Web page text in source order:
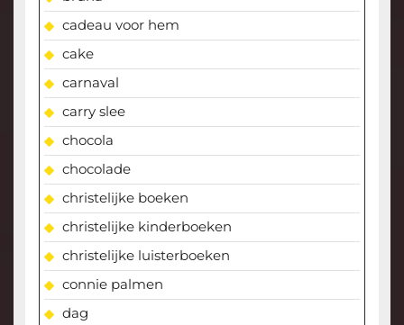
cadeau voor hem
cake
carnaval
carry slee
chocola
chocolade
christelijke boeken
christelijke kinderboeken
christelijke luisterboeken
connie palmen
dag